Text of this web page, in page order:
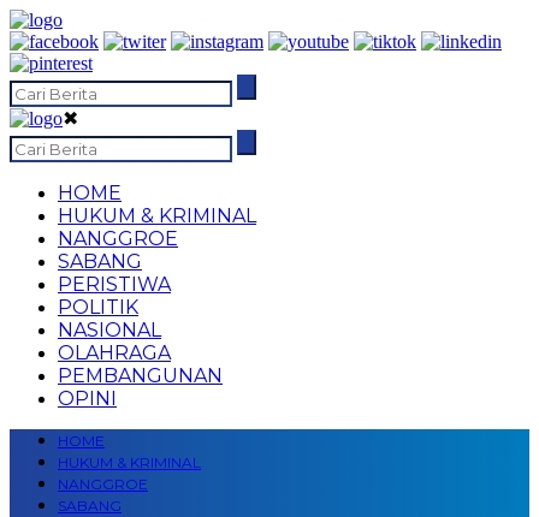
✖
HOME
HUKUM & KRIMINAL
NANGGROE
SABANG
PERISTIWA
POLITIK
NASIONAL
OLAHRAGA
PEMBANGUNAN
OPINI
HOME
HUKUM & KRIMINAL
NANGGROE
SABANG